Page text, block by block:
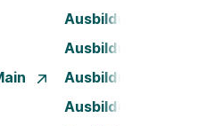
Ausbildung Bonn
Ausbildung
Ausbildung
Ausbildung